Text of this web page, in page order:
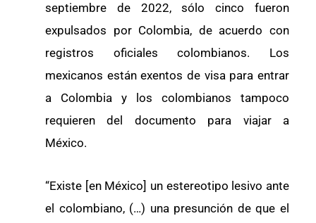
septiembre de 2022, sólo cinco fueron
expulsados por Colombia, de acuerdo con
registros oficiales colombianos. Los
mexicanos están exentos de visa para entrar
a Colombia y los colombianos tampoco
requieren del documento para viajar a
México.
“Existe [en México] un estereotipo lesivo ante
el colombiano, (…) una presunción de que el